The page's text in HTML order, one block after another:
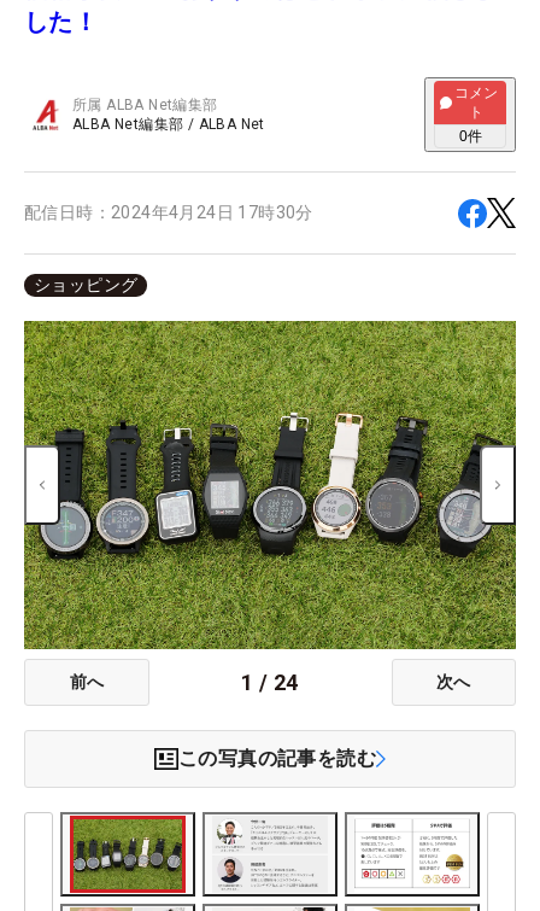
した！
所属ALBA Net編集部
ALBA Net編集部 / ALBA Net
コメン
ト
0件
配信日時： 2024年4月24日 17時30分
ショッピング
前へ 1 / 24 次へ
この写真の記事を読む